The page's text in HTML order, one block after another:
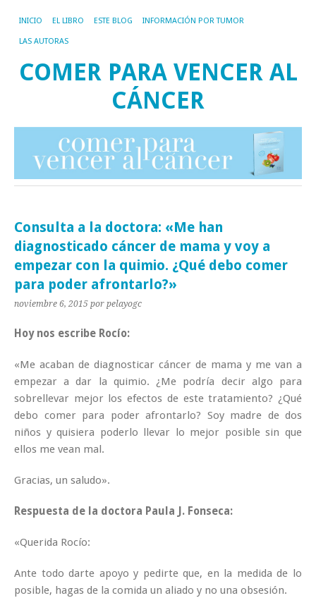
INICIO EL LIBRO ESTE BLOG INFORMACIÓN POR TUMOR
LAS AUTORAS
COMER PARA VENCER AL
CÁNCER
Consulta a la doctora: «Me han
diagnosticado cáncer de mama y voy a
empezar con la quimio. ¿Qué debo comer
para poder afrontarlo?»
noviembre 6, 2015 por pelayogc
Hoy nos escribe Rocío:
«Me acaban de diagnosticar cáncer de mama y me van a
empezar a dar la quimio. ¿Me podría decir algo para
sobrellevar mejor los efectos de este tratamiento? ¿Qué
debo comer para poder afrontarlo? Soy madre de dos
niños y quisiera poderlo llevar lo mejor posible sin que
ellos me vean mal.
Gracias, un saludo».
Respuesta de la doctora Paula J. Fonseca:
«Querida Rocío:
Ante todo darte apoyo y pedirte que, en la medida de lo
posible, hagas de la comida un aliado y no una obsesión.